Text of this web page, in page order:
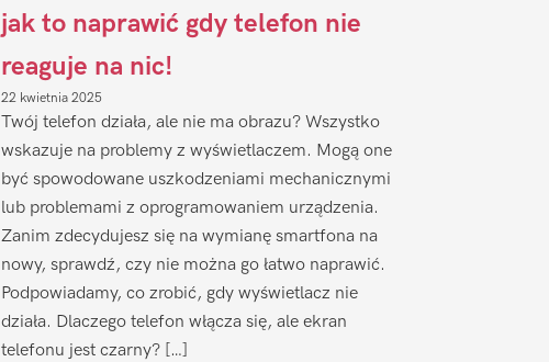
jak to naprawić gdy telefon nie
reaguje na nic!
22 kwietnia 2025
Twój telefon działa, ale nie ma obrazu? Wszystko
wskazuje na problemy z wyświetlaczem. Mogą one
być spowodowane uszkodzeniami mechanicznymi
lub problemami z oprogramowaniem urządzenia.
Zanim zdecydujesz się na wymianę smartfona na
nowy, sprawdź, czy nie można go łatwo naprawić.
Podpowiadamy, co zrobić, gdy wyświetlacz nie
działa. Dlaczego telefon włącza się, ale ekran
telefonu jest czarny? […]